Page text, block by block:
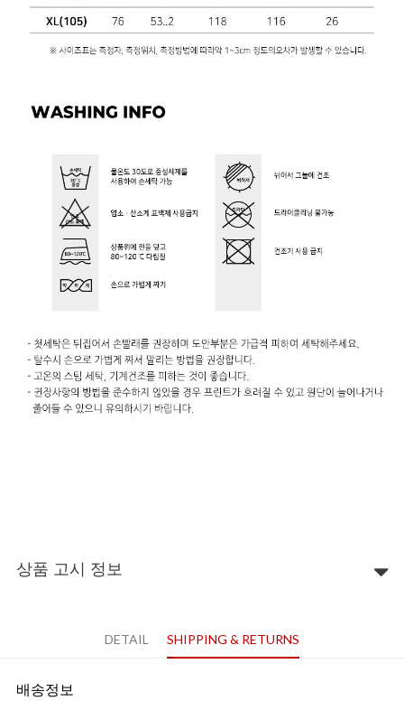
상품 고시 정보
DETAIL SHIPPING & RETURNS
배송정보